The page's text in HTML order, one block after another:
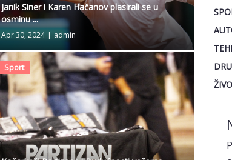
Janik Siner i Karen Hačanov plasirali se u
osminu ...
Apr 30, 2024 | admin
Sport